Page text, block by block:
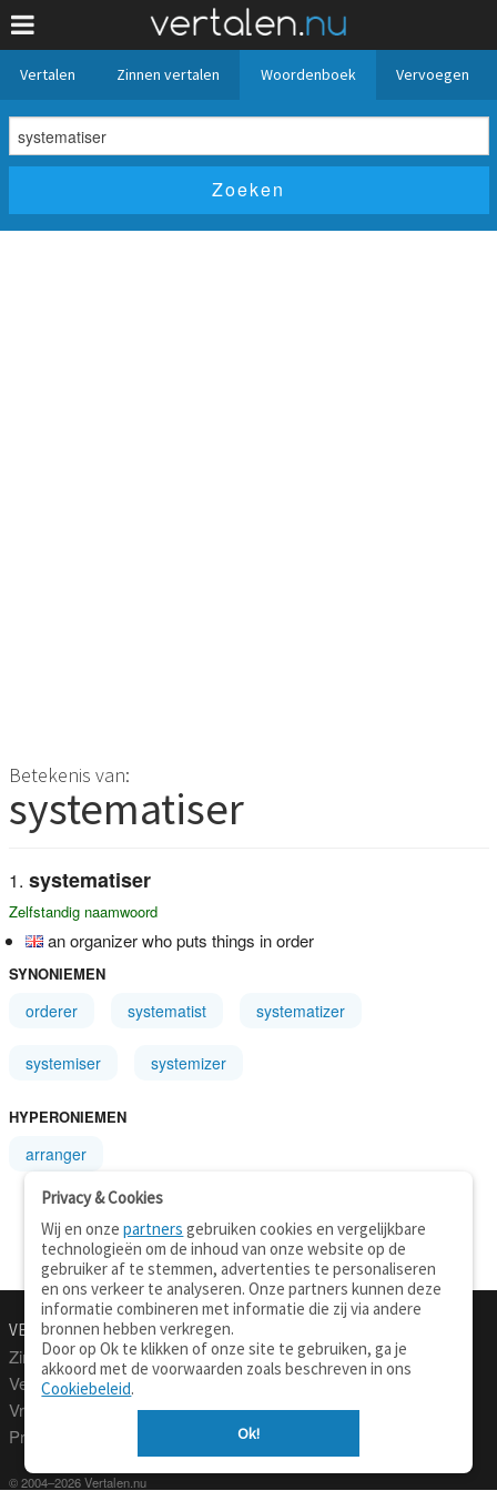
Vertalen Zinnen vertalen Woordenboek Vervoegen
Betekenis van:
systematiser
systematiser
Zelfstandig naamwoord
an organizer who puts things in order
SYNONIEMEN
orderer systematist systematizer
systemiser systemizer
HYPERONIEMEN
arranger
VERTALEN.NU
Zinnen vertalen
Verklarend woordenboek
Vraagbaak
Professionele vertaling
© 2004–2026 Vertalen.nu
Over deze site
Privacy
Privacy & Cookies
Wij en onzepartners gebruiken cookies en vergelijkbare
technologieën om de inhoud van onze website op de
gebruiker af te stemmen, advertenties te personaliseren
en ons verkeer te analyseren. Onze partners kunnen deze
informatie combineren met informatie die zij via andere
bronnen hebben verkregen.
Door op Ok te klikken of onze site te gebruiken, ga je
akkoord met de voorwaarden zoals beschreven in ons
Cookiebeleid.
Ok!